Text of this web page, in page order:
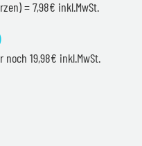
= 7,98€ inkl.MwSt.
19,98€ inkl.MwSt.